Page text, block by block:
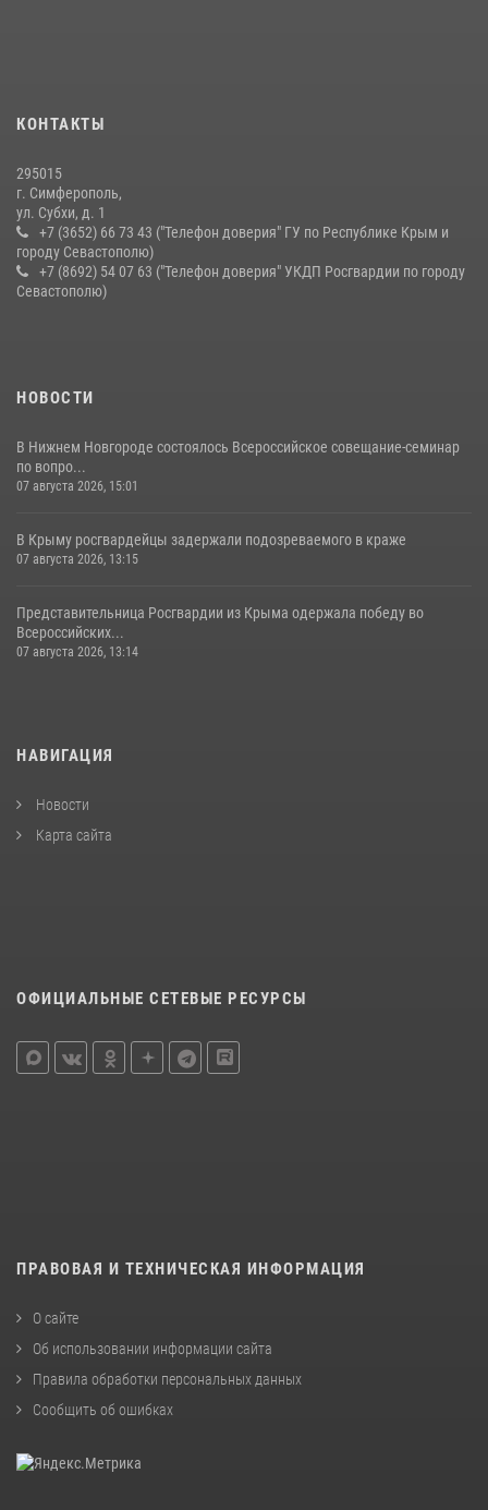
10 июля 2026, 15:10
КОНТАКТЫ
295015
г. Симферополь,
ул. Субхи, д. 1
+7 (3652) 66 73 43 ("Телефон доверия" ГУ по Республике Крым и
городу Севастополю)
+7 (8692) 54 07 63 ("Телефон доверия" УКДП Росгвардии по городу
Севастополю)
НОВОСТИ
В Нижнем Новгороде состоялось Всероссийское совещание-семинар
по вопро...
07 августа 2026, 15:01
В Крыму росгвардейцы задержали подозреваемого в краже
07 августа 2026, 13:15
Представительница Росгвардии из Крыма одержала победу во
Всероссийских...
07 августа 2026, 13:14
НАВИГАЦИЯ
Новости
Карта сайта
ОФИЦИАЛЬНЫЕ СЕТЕВЫЕ РЕСУРСЫ
ПРАВОВАЯ И ТЕХНИЧЕСКАЯ ИНФОРМАЦИЯ
О сайте
Об использовании информации сайта
Правила обработки персональных данных
Сообщить об ошибках